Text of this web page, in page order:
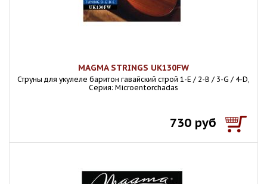
MAGMA STRINGS UK130FW
Струны для укулеле баритон гавайский строй 1-E / 2-B / 3-G / 4-D,
Серия: Microentorchadas
730 руб